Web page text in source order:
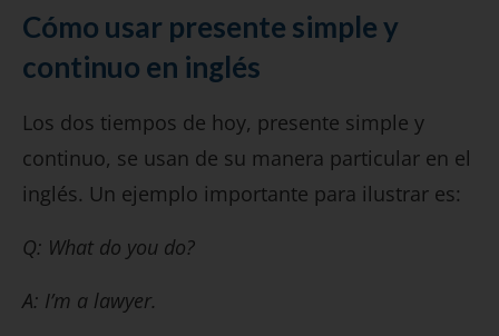
Cómo usar presente simple y
continuo en inglés
Los dos tiempos de hoy, presente simple y
continuo, se usan de su manera particular en el
inglés. Un ejemplo importante para ilustrar es:
Q: What do you do?
A: I’m a lawyer.